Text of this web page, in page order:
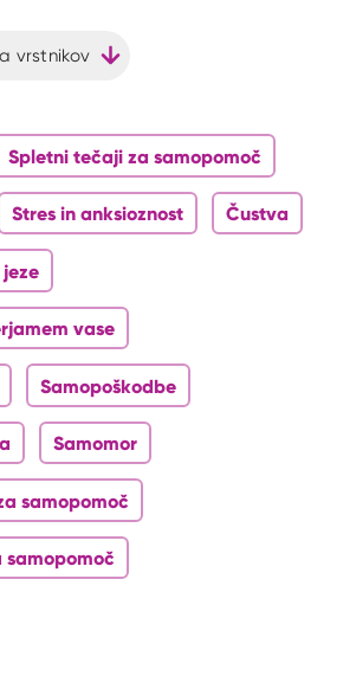
vrstnikov
Spletni tečaji za samopomoč
Stres in anksioznost Čustva
vase
Samopoškodbe
Samomor
samopomoč